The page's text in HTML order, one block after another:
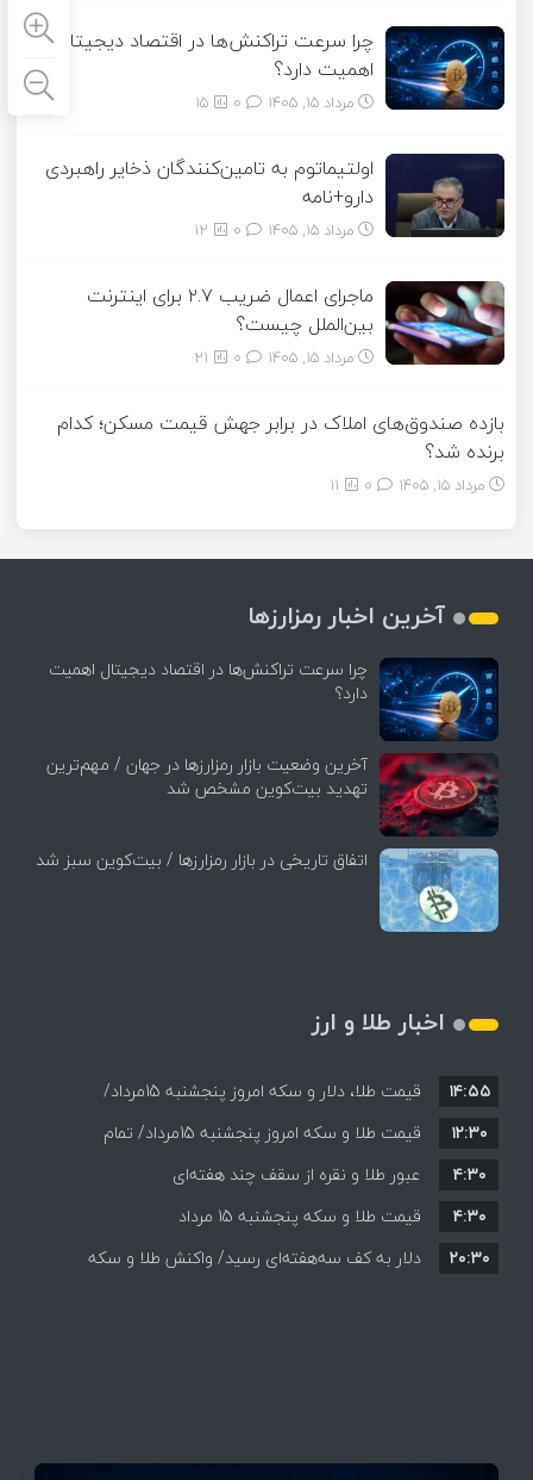
چرا سرعت تراکنش‌ها در اقتصاد دیجیتال
اهمیت دارد؟
مرداد ۱۵, ۱۴۰۵ 15
اولتیماتوم به تامین‌کنندگان ذخایر راهبردی
دارو+نامه
مرداد ۱۵, ۱۴۰۵ 12
ماجرای اعمال ضریب ۲.۷ برای اینترنت
بین‌الملل چیست؟
مرداد ۱۵, ۱۴۰۵ 21
بازده صندوق‌های املاک در برابر جهش قیمت مسکن؛ کدام
برنده شد؟
مرداد ۱۵, ۱۴۰۵ 11
آخرین اخبار رمزارزها
چرا سرعت تراکنش‌ها در اقتصاد دیجیتال اهمیت
دارد؟
آخرین وضعیت بازار رمزارزها در جهان / مهم‌ترین
تهدید بیت‌کوین مشخص شد
اتفاق تاریخی در بازار رمزارزها / بیت‌کوین سبز شد
اخبار طلا و ارز
قیمت طلا، دلار و سکه امروز پنجشنبه 15مرداد/
افزایش قیمت ها + جدول
۱۴:۵۵
قیمت طلا و سکه امروز پنجشنبه 15مرداد/ تمام
قیمت ها بر مدار افزایش + جدول
۱۲:۳۰
عبور طلا و نقره از سقف چند هفته‌ای
۴:۳۰
قیمت طلا و سکه پنجشنبه 15 مرداد
۴:۳۰
دلار به کف سه‌هفته‌ای رسید/ واکنش طلا و سکه
۲۰:۳۰